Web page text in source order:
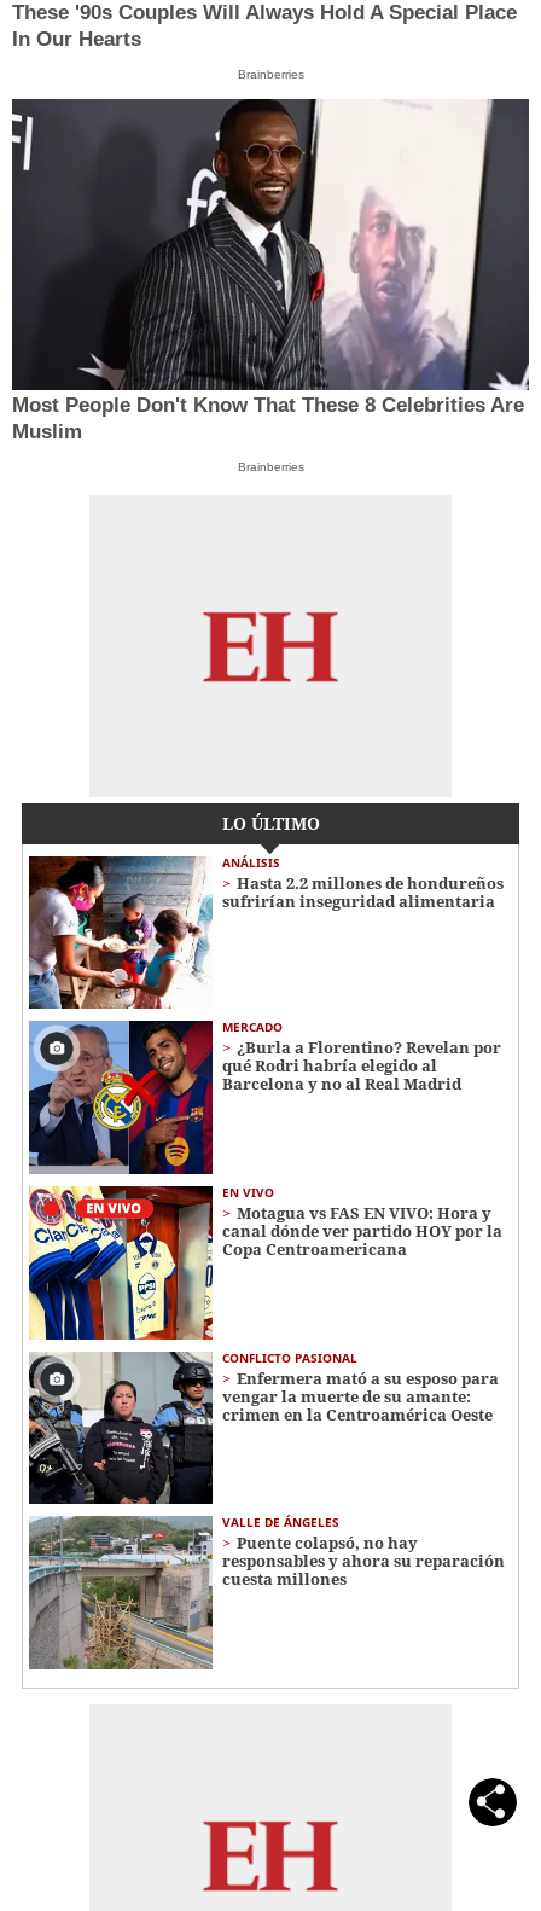
These '90s Couples Will Always Hold A Special Place
In Our Hearts
Brainberries
Most People Don't Know That These 8 Celebrities Are
Muslim
Brainberries
LO ÚLTIMO
ANÁLISIS
Hasta 2.2 millones de hondureños
sufrirían inseguridad alimentaria
MERCADO
¿Burla a Florentino? Revelan por
qué Rodri habría elegido al
Barcelona y no al Real Madrid
EN VIVO
Motagua vs FAS EN VIVO: Hora y
canal dónde ver partido HOY por la
Copa Centroamericana
CONFLICTO PASIONAL
Enfermera mató a su esposo para
vengar la muerte de su amante:
crimen en la Centroamérica Oeste
VALLE DE ÁNGELES
Puente colapsó, no hay
responsables y ahora su reparación
cuesta millones